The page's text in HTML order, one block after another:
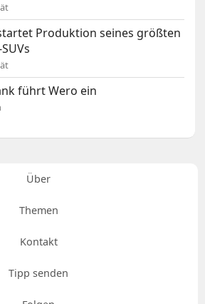
Produktion seines größten
führt Wero ein
Über
Themen
Kontakt
Tipp senden